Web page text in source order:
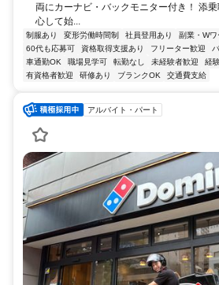
両にカーナビ・バックモニター付き！ 添
心して始...
制服あり 変形労働時間制 社員登用あり 副業・Wワ
60代も応募可
資格取得支援あり フリーター歓迎
車通勤OK
職場見学可 転勤なし 未経験者歓迎 経
有資格者歓迎
研修あり ブランクOK 交通費支給
アルバイト・パート